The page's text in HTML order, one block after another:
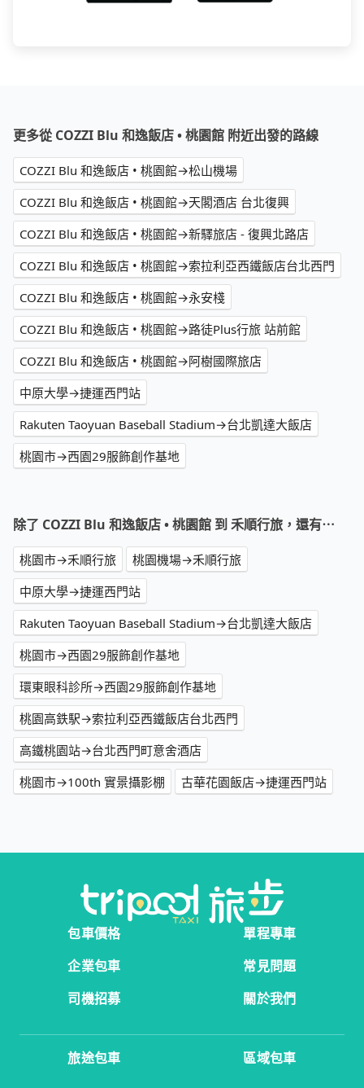
更多從 COZZI Blu 和逸飯店 • 桃園館 附近出發的路線
COZZI Blu 和逸飯店 • 桃園館→松山機場
COZZI Blu 和逸飯店 • 桃園館→天閣酒店 台北復興
COZZI Blu 和逸飯店 • 桃園館→新驛旅店 - 復興北路店
COZZI Blu 和逸飯店 • 桃園館→索拉利亞西鐵飯店台北西門
COZZI Blu 和逸飯店 • 桃園館→永安棧
COZZI Blu 和逸飯店 • 桃園館→路徒Plus行旅 站前館
COZZI Blu 和逸飯店 • 桃園館→阿樹國際旅店
中原大學→捷運西門站
Rakuten Taoyuan Baseball Stadium→台北凱達大飯店
桃園市→西園29服飾創作基地
除了 COZZI Blu 和逸飯店 • 桃園館 到 禾順行旅，還有⋯
桃園市→禾順行旅
桃園機場→禾順行旅
中原大學→捷運西門站
Rakuten Taoyuan Baseball Stadium→台北凱達大飯店
桃園市→西園29服飾創作基地
環東眼科診所→西園29服飾創作基地
桃園高鉄駅→索拉利亞西鐵飯店台北西門
高鐵桃園站→台北西門町意舍酒店
桃園市→100th 實景攝影棚
古華花園飯店→捷運西門站
包車價格
單程專車
企業包車
常見問題
司機招募
關於我們
旅途包車 區域包車